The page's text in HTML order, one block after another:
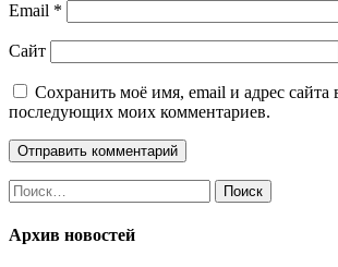
Email *
Сайт
Сохранить моё имя, email и адрес сайта
последующих моих комментариев.
Найти:
Архив новостей